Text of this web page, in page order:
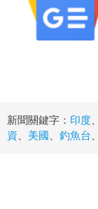
新聞關鍵字： 印度
資
美國 釣魚台